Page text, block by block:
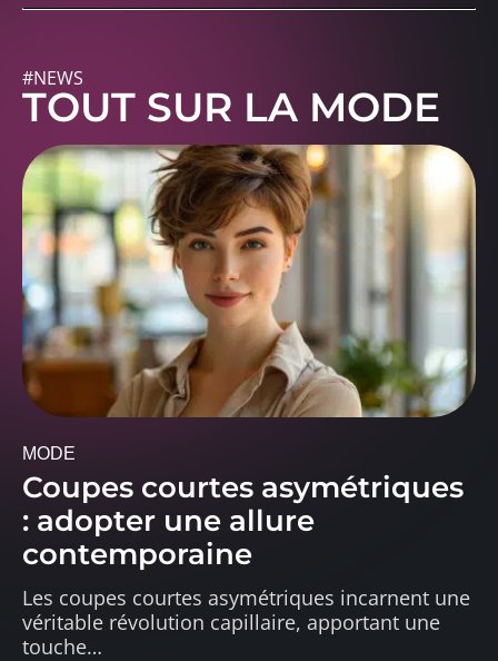
#NEWS
TOUT SUR LA MODE
MODE
Coupes courtes asymétriques
: adopter une allure
contemporaine
Les coupes courtes asymétriques incarnent une
véritable révolution capillaire, apportant une
touche…